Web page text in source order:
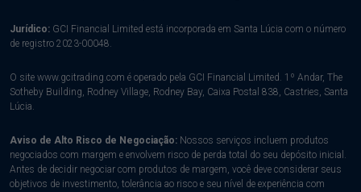
Jurídico: GCI Financial Limited está incorporada em Santa Lúcia com o número
de registro 2023-00048.
O site www.gcitrading.com é operado pela GCI Financial Limited. 1º Andar, The
Sotheby Building, Rodney Village, Rodney Bay, Caixa Postal 838, Castries, Santa
Lúcia.
Aviso de Alto Risco de Negociação: Nossos serviços incluem produtos
negociados com margem e envolvem risco de perda total do seu depósito inicial.
Antes de decidir negociar com produtos de margem, você deve considerar seus
objetivos de investimento, tolerância ao risco e seu nível de experiência com